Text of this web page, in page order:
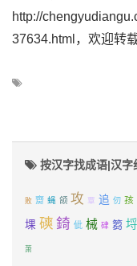
http://
37634.html，欢迎转载
按汉字找成语|汉字
败 齌 蝇 颌 攻 覃 追 仞 孩
堁 磢 錡 佌 械 硉 篘 埒
萧